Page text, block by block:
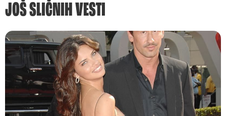
JOŠ SLIČNIH VESTI